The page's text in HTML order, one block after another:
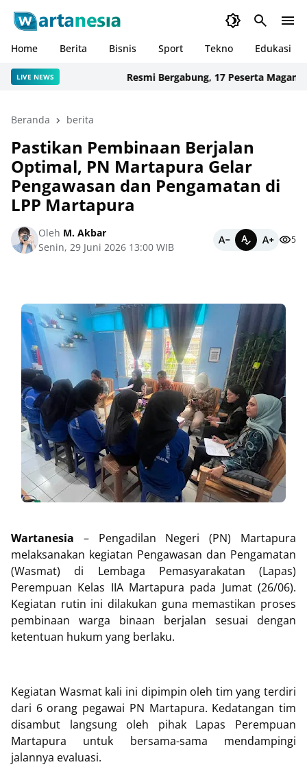
Home Berita Bisnis Sport Tekno Edukasi
LIVE NEWS Resmi Bergabung, 17 Peserta
Beranda berita
Pastikan Pembinaan Berjalan
Optimal, PN Martapura Gelar
Pengawasan dan Pengamatan di
LPP Martapura
Oleh M. Akbar
Senin, 29 Juni 2026 13:00 WIB
5
Wartanesia – Pengadilan Negeri (PN) Martapura
melaksanakan kegiatan Pengawasan dan Pengamatan
(Wasmat) di Lembaga Pemasyarakatan (Lapas)
Perempuan Kelas IIA Martapura pada Jumat (26/06).
Kegiatan rutin ini dilakukan guna memastikan proses
pembinaan warga binaan berjalan sesuai dengan
ketentuan hukum yang berlaku.
Kegiatan Wasmat kali ini dipimpin oleh tim yang terdiri
dari 6 orang pegawai PN Martapura. Kedatangan tim
disambut langsung oleh pihak Lapas Perempuan
Martapura untuk bersama-sama mendampingi
jalannya evaluasi.